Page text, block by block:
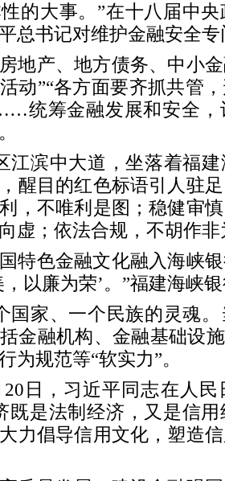
的大事。”在十八届中
总书记对维护金融安全
地产、地方债务、中小
动”“各方面要齐抓共管
统筹金融发展和安全，
江滨中大道，坐落着福
醒目的红色标语引人驻
，不唯利是图；稳健审
虚；依法合规，不胡作非
特色金融文化融入海峡
，以廉为荣’。”福建海峡
国家、一个民族的灵魂
金融机构、金融基础设
为规范等“软实力”。
20日，习近平同志在人
既是法制经济，又是信
力倡导信用文化，塑造